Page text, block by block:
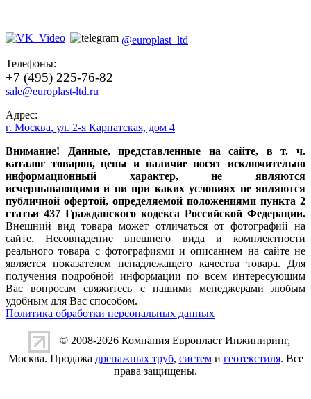
@europlast_ltd
Телефоны:
+7 (495) 225-76-82
sale@europlast-ltd.ru
Адрес:
г. Москва, ул. 2-я Карпатская, дом 4
Внимание! Данные, представленные на сайте, в т. ч.
каталог товаров, цены и наличие носят исключительно
информационный характер, не являются
исчерпывающими и ни при каких условиях не являются
публичной офертой, определяемой положениями пункта 2
статьи 437 Гражданского кодекса Российской Федерации.
Внешний вид товара может отличаться от фотографий на
сайте. Несовпадение внешнего вида и комплектности
реального товара с фотографиями и описанием на сайте не
является показателем ненадлежащего качества товара. Для
получения подробной информации по всем интересующим
Вас вопросам свяжитесь с нашими менеджерами любым
удобным для Вас способом.
Политика обработки персональных данных
© 2008-2026 Компания Европласт Инжиниринг,
Москва. Продажа дренажных труб, системи геотекстиля. Все
права защищены.